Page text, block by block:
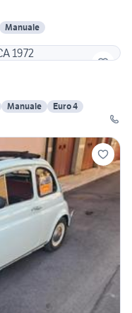
Manuale
Manuale
Euro 4